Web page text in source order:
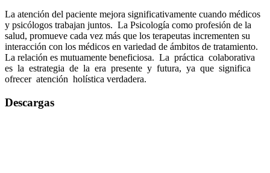
La atención del paciente mejora significativamente cuando médicos
y psicólogos trabajan juntos. La Psicología como profesión de la
salud, promueve cada vez más que los terapeutas incrementen su
interacción con los médicos en variedad de ámbitos de tratamiento.
La relación es mutuamente beneficiosa. La práctica colaborativa
es la estrategia de la era presente y futura, ya que significa
ofrecer atención holística verdadera.
Descargas